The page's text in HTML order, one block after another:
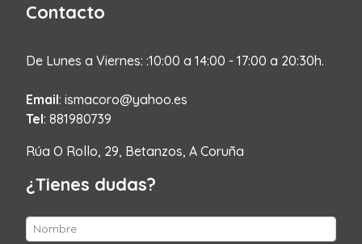
Contacto
De Lunes a Viernes: :10:00 a 14:00 - 17:00 a 20:30h.
Email: ismacoro@yahoo.es
Tel: 881980739
Rúa O Rollo, 29, Betanzos, A Coruña
¿Tienes dudas?